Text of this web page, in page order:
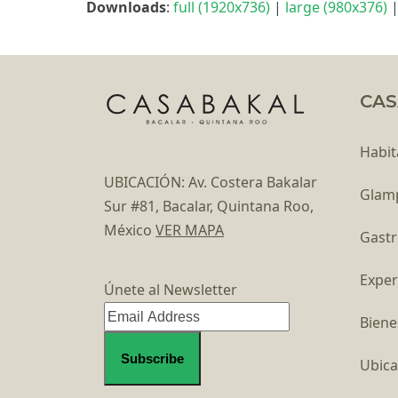
Downloads: full (1920x736) | large (980x376) |
UBICACIÓN: Av. Costera Bakalar
Sur #81, Bacalar, Quintana Roo,
México VER MAPA
Únete al Newsletter